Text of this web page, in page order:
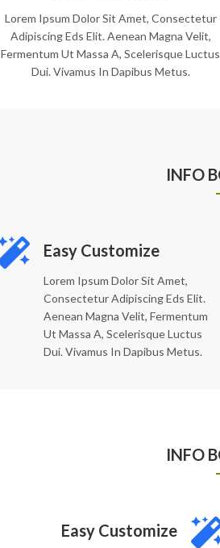
Lorem Ipsum Dolor Sit Amet, Consectetur
Adipiscing Eds Elit. Aenean Magna Velit,
Fermentum Ut Massa A, Scelerisque Luctus
Dui. Vivamus In Dapibus Metus.
INFO
Easy Customize
Lorem Ipsum Dolor Sit Amet,
Consectetur Adipiscing Eds Elit.
Aenean Magna Velit, Fermentum
Ut Massa A, Scelerisque Luctus
Dui. Vivamus In Dapibus Metus.
INFO
Easy Customize